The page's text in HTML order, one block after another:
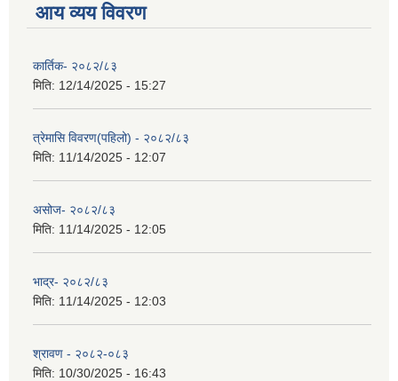
आय व्यय विवरण
कार्तिक- २०८२/८३
मिति: 12/14/2025 - 15:27
त्रेमासि विवरण(पहिलो) - २०८२/८३
मिति: 11/14/2025 - 12:07
असोज- २०८२/८३
मिति: 11/14/2025 - 12:05
भाद्र- २०८२/८३
मिति: 11/14/2025 - 12:03
श्रावण - २०८२-०८३
मिति: 10/30/2025 - 16:43